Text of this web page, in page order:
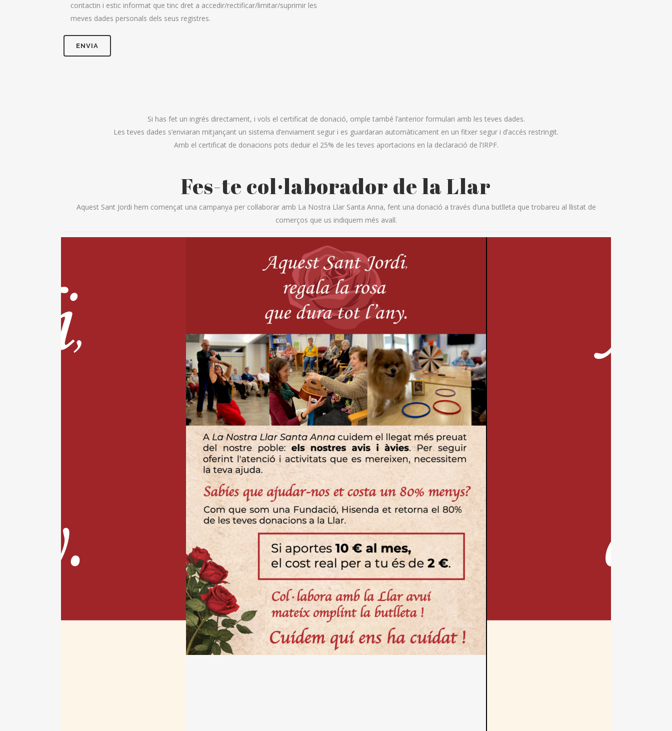
contactin i estic informat que tinc dret a accedir/rectificar/limitar/suprimir les
meves dades personals dels seus registres.
Si has fet un ingrés directament, i vols el certificat de donació, omple també l’anterior formulari amb les teves dades.
Les teves dades s’enviaran mitjançant un sistema d’enviament segur i es guardaran automàticament en un fitxer segur i d’accés restringit.
Amb el certificat de donacions pots deduir el 25% de les teves aportacions en la declaració de l’IRPF.
Fes-te col·laborador de la Llar
Aquest Sant Jordi hem començat una campanya per col·laborar amb La Nostra Llar Santa Anna, fent una donació a través d’una butlleta que trobareu al llistat de
comerços que us indiquem més avall.